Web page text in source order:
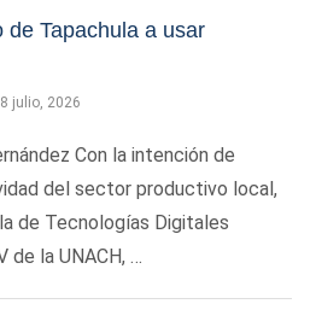
de Tapachula a usar
julio, 2026
Con la intención de
del sector productivo local,
de Tecnologías Digitales
de la UNACH, …